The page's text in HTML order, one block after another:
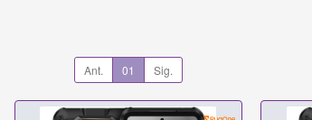
Ant. 01 Sig.